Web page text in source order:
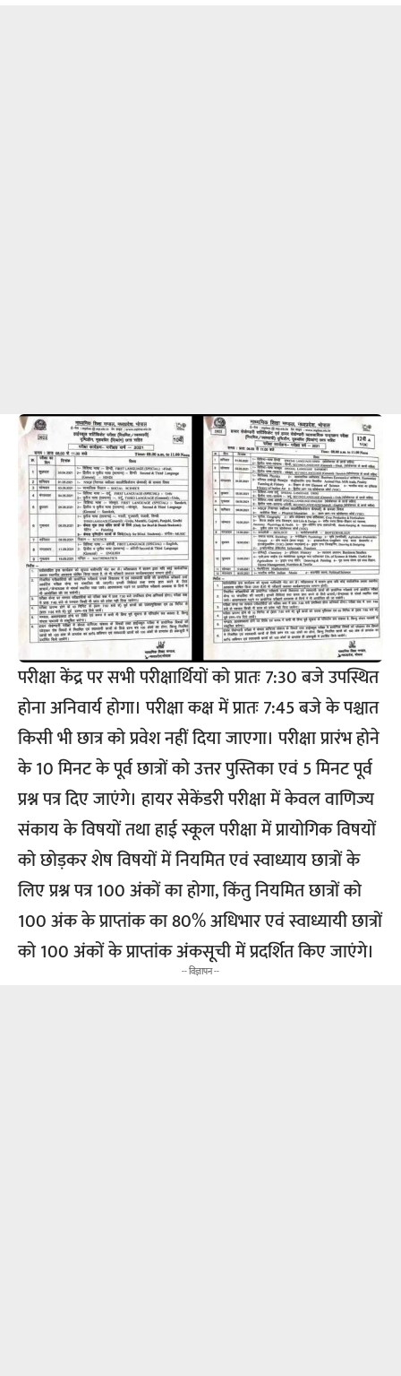
परीक्षा केंद्र पर सभी परीक्षार्थियों को प्रातः 7:30 बजे उपस्थित
होना अनिवार्य होगा। परीक्षा कक्ष में प्रातः 7:45 बजे के पश्चात
किसी भी छात्र को प्रवेश नहीं दिया जाएगा। परीक्षा प्रारंभ होने
के 10 मिनट के पूर्व छात्रों को उत्तर पुस्तिका एवं 5 मिनट पूर्व
प्रश्न पत्र दिए जाएंगे। हायर सेकेंडरी परीक्षा में केवल वाणिज्य
संकाय के विषयों तथा हाई स्कूल परीक्षा में प्रायोगिक विषयों
को छोड़कर शेष विषयों में नियमित एवं स्वाध्याय छात्रों के
लिए प्रश्न पत्र 100 अंकों का होगा, किंतु नियमित छात्रों को
100 अंक के प्राप्तांक का 80% अधिभार एवं स्वाध्यायी छात्रों
को 100 अंकों के प्राप्तांक अंकसूची में प्रदर्शित किए जाएंगे।
-- विज्ञापन --